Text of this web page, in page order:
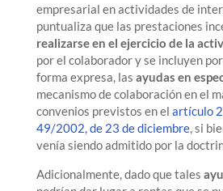
empresarial en actividades de
puntualiza que las prestaciones
realizarse en el ejercicio de la
por el colaborador y se incluyen
forma expresa, las ayudas en
mecanismo de colaboración en el
convenios previstos en el artículo
49/2002, de 23 de diciembre, si
venía siendo admitido por la
Adicionalmente, dado que tales